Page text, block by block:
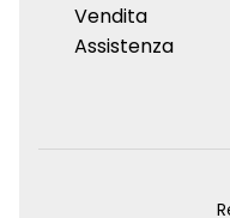
Vendita
Assistenza